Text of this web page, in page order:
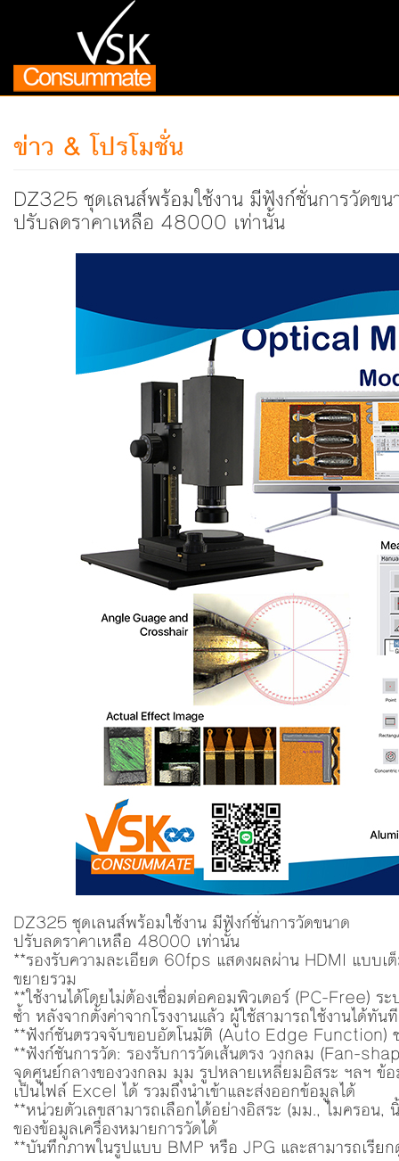
ข่าว & โปรโมชั่น
DZ325 ชุดเลนส์พร้อมใช้งาน มีฟังก์ชั่นการวัดขน
ปรับลดราคาเหลือ 48000 เท่านั้น
DZ325 ชุดเลนส์พร้อมใช้งาน มีฟังก์ชั่นการวัดขนาด
ปรับลดราคาเหลือ 48000 เท่านั้น
**รองรับความละเอียด 60fps แสดงผลผ่าน HDMI แบบเ
ขยายรวม
**ใช้งานได้โดยไม่ต้องเชื่อมต่อคอมพิวเตอร์ (PC-Free)
ซ้ำ หลังจากตั้งค่าจากโรงงานแล้ว ผู้ใช้สามารถใช้งานได้ทันที
**ฟังก์ชันตรวจจับขอบอัตโนมัติ (Auto Edge Function)
**ฟังก์ชันการวัด: รองรับการวัดเส้นตรง วงกลม (Fan-
จุดศูนย์กลางของวงกลม มุม รูปหลายเหลี่ยมอิสระ ฯลฯ ข้
เป็นไฟล์ Excel ได้ รวมถึงนำเข้าและส่งออกข้อมูลได้
**หน่วยตัวเลขสามารถเลือกได้อย่างอิสระ (มม., ไมครอน,
ของข้อมูลเครื่องหมายการวัดได้
**บันทึกภาพในรูปแบบ BMP หรือ JPG และสามารถเรีย